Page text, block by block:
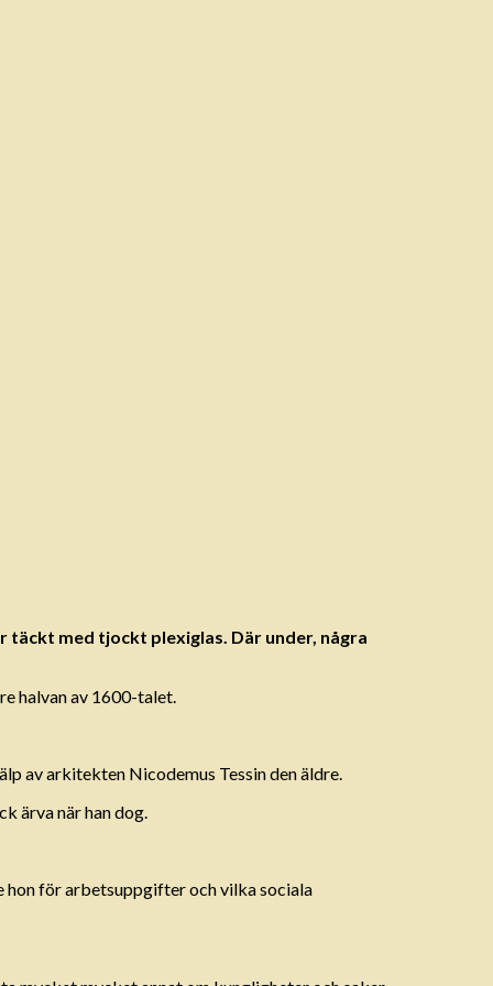
täckt med tjockt plexiglas. Där under, några
halvan av 1600-talet.
av arkitekten Nicodemus Tessin den äldre.
ärva när han dog.
hon för arbetsuppgifter och vilka sociala